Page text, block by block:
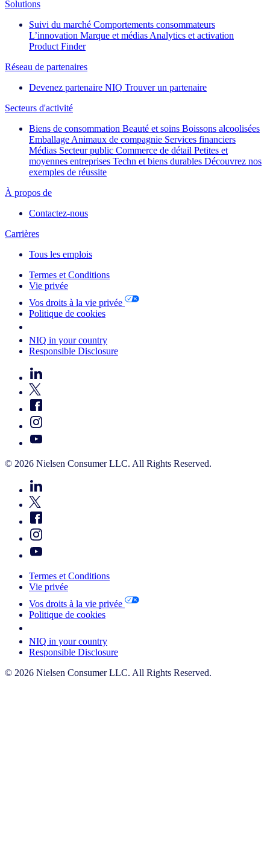
Solutions
Suivi du marché Comportements consommateurs
L’innovation Marque et médias Analytics et activation
Product Finder
Réseau de partenaires
Devenez partenaire NIQ Trouver un partenaire
Secteurs d'activité
Biens de consommation Beauté et soins Boissons alcoolisées
Emballage Animaux de compagnie Services financiers
Médias Secteur public Commerce de détail Petites et
moyennes entreprises Techn et biens durables Découvrez nos
exemples de réussite
À propos de
Contactez-nous
Carrières
Tous les emplois
Termes et Conditions
Vie privée
Vos droits à la vie privée
Politique de cookies
NIQ in your country
Responsible Disclosure
© 2026 Nielsen Consumer LLC. All Rights Reserved.
Termes et Conditions
Vie privée
Vos droits à la vie privée
Politique de cookies
NIQ in your country
Responsible Disclosure
© 2026 Nielsen Consumer LLC. All Rights Reserved.